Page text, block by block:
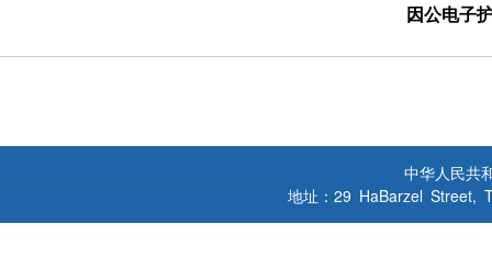
因公电子
中华人民共
地址：29 HaBarzel Street,